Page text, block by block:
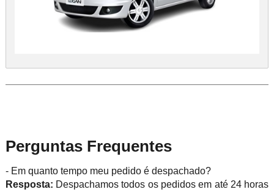
Perguntas Frequentes
- Em quanto tempo meu pedido é despachado?
Resposta: Despachamos todos os pedidos em até 24 horas